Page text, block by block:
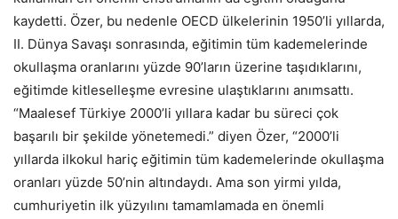
kaydetti. Özer, bu nedenle OECD ülkelerinin 1950’li yıllarda,
II. Dünya Savaşı sonrasında, eğitimin tüm kademelerinde
okullaşma oranlarını yüzde 90’ların üzerine taşıdıklarını,
eğitimde kitleselleşme evresine ulaştıklarını anımsattı.
“Maalesef Türkiye 2000’li yıllara kadar bu süreci çok
başarılı bir şekilde yönetemedi.” diyen Özer, “2000’li
yıllarda ilkokul hariç eğitimin tüm kademelerinde okullaşma
oranları yüzde 50’nin altındaydı. Ama son yirmi yılda,
cumhuriyetin ilk yüzyılını tamamlamada en önemli